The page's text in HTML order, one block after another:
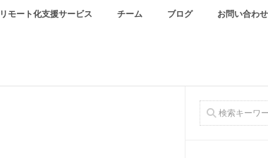
リモート化支援サービス チーム ブログ お問い合わせ